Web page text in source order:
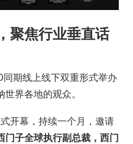
聚焦行业垂直话
同期线上线下双重形式举办
界各地的观众。
开幕，持续一个月，邀请
门子全球执行副总裁，西门